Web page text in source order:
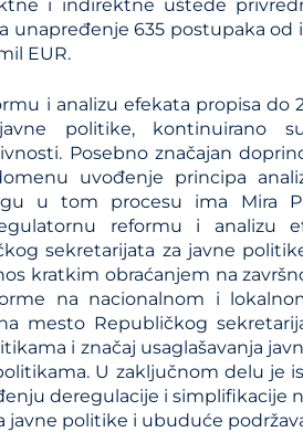
i indirektne uštede
unapređenje 635 postupaka od
EUR.
i analizu efekata propisa do
politike, kontinuirano
Posebno značajan
uvođenje principa
u tom procesu ima Mira
reformu i analizu
sekretarijata za javne
kratkim obraćanjem na
na nacionalnom i
mesto Republičkog
i značaj usaglašavanja
U zaključnom delu je
deregulacije i simplifikacije
javne politike i ubuduće